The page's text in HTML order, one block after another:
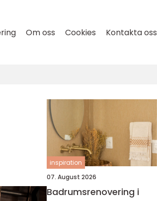
Om oss Cookies Kontakta oss
inspiration
07. August 2026
Badrumsrenovering i